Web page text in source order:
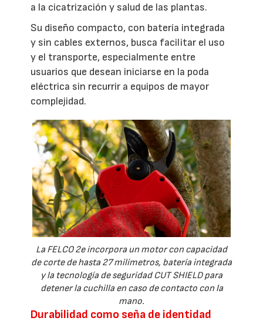
a la cicatrización y salud de las plantas.
Su diseño compacto, con batería integrada
y sin cables externos, busca facilitar el uso
y el transporte, especialmente entre
usuarios que desean iniciarse en la poda
eléctrica sin recurrir a equipos de mayor
complejidad.
La FELCO 2e incorpora un motor con capacidad
de corte de hasta 27 milímetros, batería integrada
y la tecnología de seguridad CUT SHIELD para
detener la cuchilla en caso de contacto con la
mano.
Durabilidad como seña de identidad